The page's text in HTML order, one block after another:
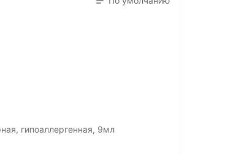
гипоаллергенная, 9мл